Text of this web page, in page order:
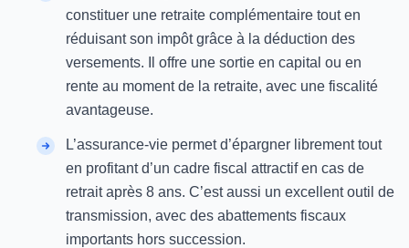
constituer une retraite complémentaire tout en
réduisant son impôt grâce à la déduction des
versements. Il offre une sortie en capital ou en
rente au moment de la retraite, avec une fiscalité
avantageuse.
L’assurance-vie permet d’épargner librement tout
en profitant d’un cadre fiscal attractif en cas de
retrait après 8 ans. C’est aussi un excellent outil de
transmission, avec des abattements fiscaux
importants hors succession.